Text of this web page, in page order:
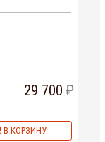
29 700
В КОРЗИНУ